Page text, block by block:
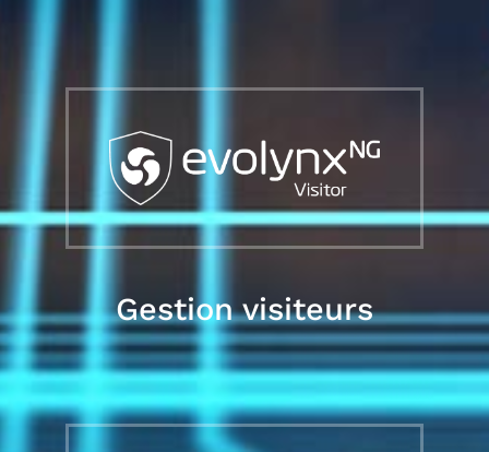
Gestion visiteurs